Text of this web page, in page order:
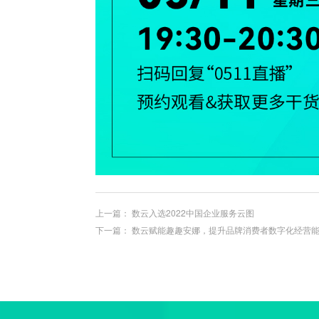
上一篇：数云入选2022中国企业服务云图
下一篇：数云赋能趣趣安娜，提升品牌消费者数字化经营